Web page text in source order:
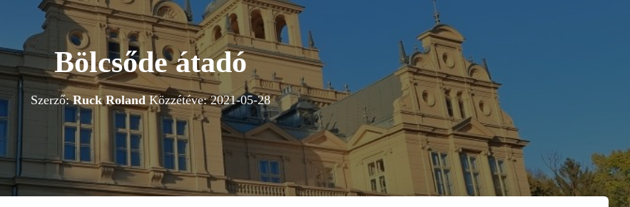
Bölcsőde átadó
Szerző:Ruck Roland Közzétéve:2021-05-28